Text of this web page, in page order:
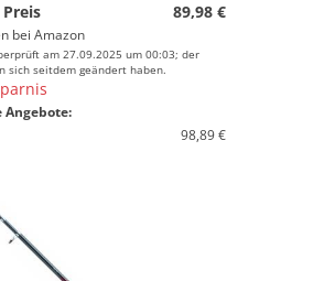
89,98 €
bei Amazon
am 27.09.2025 um 00:03; der
sich seitdem geändert haben.
Angebote:
98,89 €